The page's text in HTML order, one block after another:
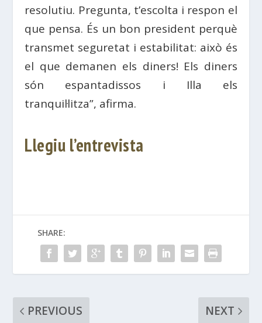
resolutiu. Pregunta, t’escolta i respon el
que pensa. És un bon president perquè
transmet seguretat i estabilitat: això és
el que demanen els diners! Els diners
són espantadissos i Illa els
tranquil·litza”, afirma.
Llegiu l’entrevista
SHARE:
PREVIOUS
NEXT